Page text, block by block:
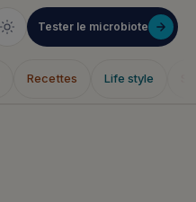
Tester le microbiote
Recettes Life style